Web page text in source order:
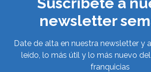
newsletter
Date de alta en nuestra newsletter y
leído, lo más útil y lo más nuevo
franquicias